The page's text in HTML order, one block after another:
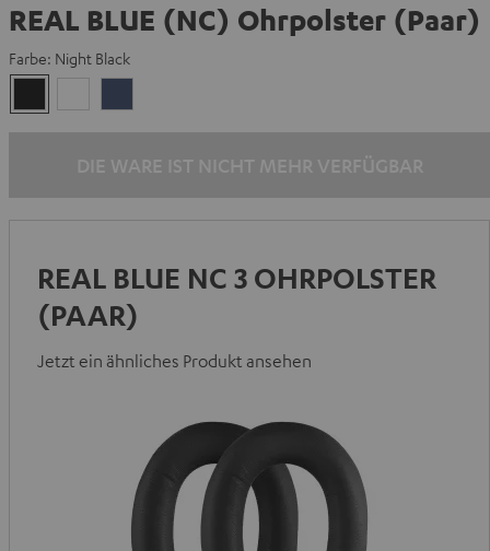
REAL BLUE (NC) Ohrpolster (Paar)
Farbe: Night Black
Black
White
REAL BLUE NC 3 OHRPOLSTER
(PAAR)
Jetzt ein ähnliches Produkt ansehen